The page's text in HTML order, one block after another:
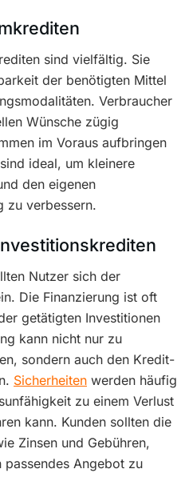
sind vielfältig. Sie
der benötigten Mittel
Verbraucher
Wünsche zügig
im Voraus aufbringen
ideal, um kleinere
den eigenen
zu verbessern.
Nutzer sich der
Die Finanzierung ist oft
getätigten Investitionen
kann nicht nur zu
sondern auch den Kredit-
Sicherheiten werden häufig
zu einem Verlust
kann. Kunden sollten die
Zinsen und Gebühren,
Angebot zu